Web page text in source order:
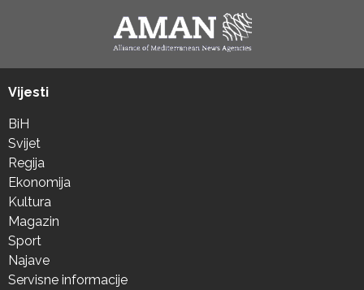
Vijesti
BiH
Svijet
Regija
Ekonomija
Kultura
Magazin
Sport
Najave
Servisne informacije